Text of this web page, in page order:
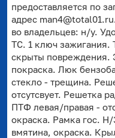
предоставляется по
адрес
во владельцев: н/у.
ТС. 1 ключ
скрыты повреждения.
покраска. Люк
стекло - трещина.
отсутсвует. Решетка
ПТФ левая/правая -
окраска. Рамка гос.
вмятина, окраска.